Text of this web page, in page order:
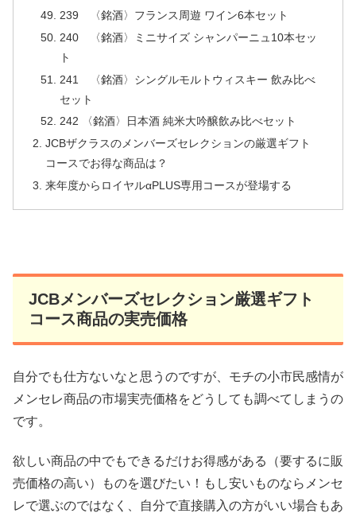
239 〈銘酒〉フランス周遊 ワイン6本セット
240 〈銘酒〉ミニサイズ シャンパーニュ10本セッ
ト
241 〈銘酒〉シングルモルトウィスキー 飲み比べ
セット
242 〈銘酒〉日本酒 純米大吟醸飲み比べセット
JCBザクラスのメンバーズセレクションの厳選ギフト
コースでお得な商品は？
来年度からロイヤルαPLUS専用コースが登場する
JCBメンバーズセレクション厳選ギフト
コース商品の実売価格
自分でも仕方ないなと思うのですが、モチの小市民感情が
メンセレ商品の市場実売価格をどうしても調べてしまうの
です。
欲しい商品の中でもできるだけお得感がある（要するに販
売価格の高い）ものを選びたい！もし安いものならメンセ
レで選ぶのではなく、自分で直接購入の方がいい場合もあ